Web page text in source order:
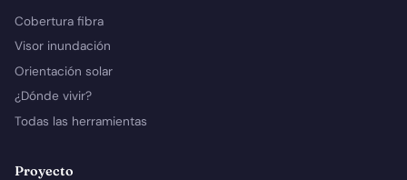
Cobertura fibra
Visor inundación
Orientación solar
¿Dónde vivir?
Todas las herramientas
Proyecto